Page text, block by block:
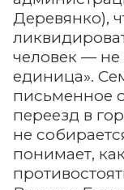
Деревянко),
человек —
единица».
письменное
переезд в
не
понимает,